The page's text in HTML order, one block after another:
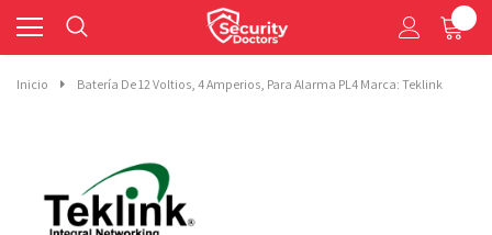
Inicio Batería De 12 Voltios, 4 Amperios, Para Alarma PL4 Marca: Teklink